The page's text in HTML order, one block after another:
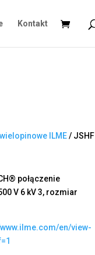
Kontakt
ILME/ JSHF
połączenie
V 6 kV 3, rozmiar
en/view-